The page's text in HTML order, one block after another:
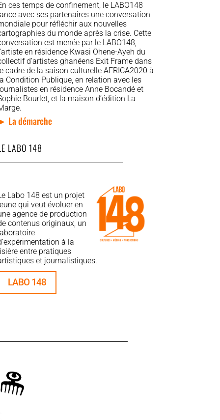
ces temps de confinement, le LABO148
lance avec ses partenaires une conversation
pour réfléchir aux nouvelles
du monde après la crise. Cette
est menée par le LABO148,
l’artiste en résidence Kwasi Ohene-Ayeh du
d’artistes ghanéens Exit Frame dans
le cadre de la saison culturelle AFRICA2020 à
la Condition Publique, en relation avec les
en résidence Anne Bocandé et
Bourlet, et la maison d’édition La
La démarche
LABO 148
Labo 148 est un projet
qui veut évoluer en
agence de production
contenus originaux, un
à la
entre pratiques
et journalistiques.
LABO 148